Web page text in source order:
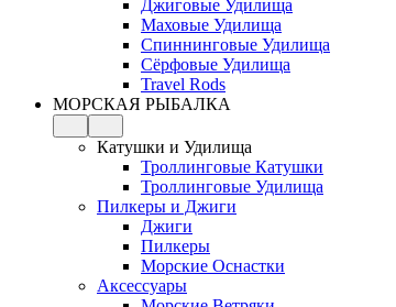
Джиговые Удилища
Маховые Удилища
Спиннинговые Удилища
Сёрфовые Удилища
Travel Rods
МОРСКАЯ РЫБАЛКА
Катушки и Удилища
Троллинговые Катушки
Троллинговые Удилища
Пилкеры и Джиги
Джиги
Пилкеры
Морские Оснастки
Аксессуары